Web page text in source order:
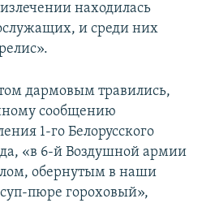
находилась
и среди них
дармовым травились,
сообщению
1-го Белорусского
«в 6-й Воздушной армии
обернутым в наши
пюре гороховый»,